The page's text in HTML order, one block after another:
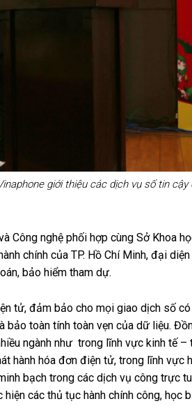
giới thiệu các dịch vụ số tin cậy
Công nghệ phối hợp cùng Sở Khoa
chính của TP. Hồ Chí Minh, đại
bảo hiểm tham dự.
tử, đảm bảo cho mọi giao dịch số
bảo toàn tính toàn vẹn của dữ liệu.
ngành như trong lĩnh vực kinh tế –
hành hóa đơn điện tử, trong lĩnh vực
bạch trong các dịch vụ công trực
các thủ tục hành chính công, học